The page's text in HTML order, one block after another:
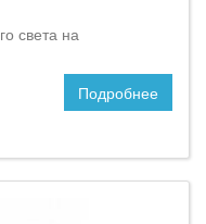
света на
Подробнее